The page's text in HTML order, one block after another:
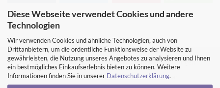
Diese Webseite verwendet Cookies und andere
Technologien
Wir verwenden Cookies und ähnliche Technologien, auch von
Drittanbietern, um die ordentliche Funktionsweise der Website zu
gewährleisten, die Nutzung unseres Angebotes zu analysieren und Ihnen
ein bestmögliches Einkaufserlebnis bieten zu können. Weitere
Informationen finden Sie in unserer Datenschutzerklärung.
Impressum Kontakt
Versand- & Zahlungsbedingungen
Widerrufsrecht & Muster-Widerrufsformular